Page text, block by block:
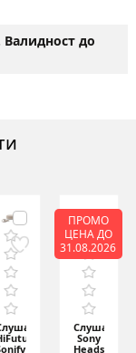
до
Слушалки
Sony
Headset
ПРОМО
ЦЕНА ДО
31.08.2026